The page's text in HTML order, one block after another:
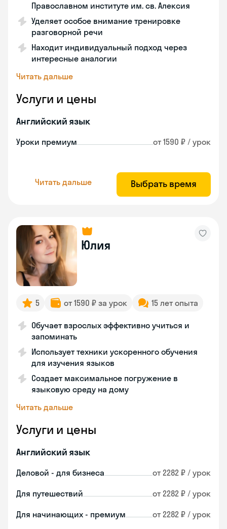
Православном институте им. св. Алексия
Уделяет особое внимание тренировке
разговорной речи
Находит индивидуальный подход через
интересные аналогии
Читать дальше
Услуги и цены
Английский язык
Уроки премиум от 1590 ₽ / урок
Читать дальше Выбрать время
Юлия
5 от 1590 ₽ за урок 15 лет опыта
Обучает взрослых эффективно учиться и
запоминать
Использует техники ускоренного обучения
для изучения языков
Создает максимальное погружение в
языковую среду на дому
Читать дальше
Услуги и цены
Английский язык
Деловой - для бизнеса от 2282 ₽ / урок
Для путешествий от 2282 ₽ / урок
Для начинающих - премиум от 2282 ₽ / урок